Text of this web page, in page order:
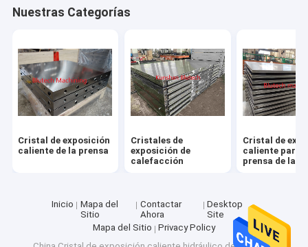
Éntrenos en contacto con
Cristal de exposición caliente de la prensa
Cristal de exposición caliente para la prensa de la madera
Cristales de exposición calentados eléctricos
Nuestras Categorías
Cristal de exposición
caliente de la prensa
Cristales de
exposición de
calefacción
Cristal de
caliente para
prensa de la
Inicio
Mapa del
Sitio
Contactar
Ahora
Desktop
Site
Mapa del Sitio
Privacy Policy